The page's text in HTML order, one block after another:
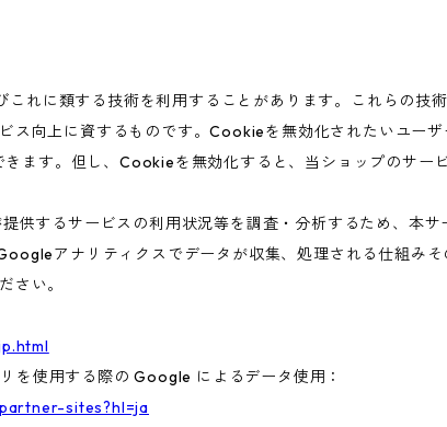
これに類する技術を利用することがあります。これらの技
ス向上に資するものです。Cookieを無効化されたいユー
ます。但し、Cookieを無効化すると、当ショップのサー
供するサービスの利用状況等を調査・分析するため、本
アナリティクスでデータが収集、処理される仕組み
さい。
を使用する際の Google によるデータ使用：
sites?hl=ja